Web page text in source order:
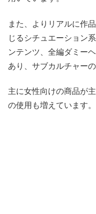
また、よりリアルに作
じるシチュエーション
ンテンツ、全編ダミー
あり、サブカルチャー
主に女性向けの商品が
の使用も増えています。